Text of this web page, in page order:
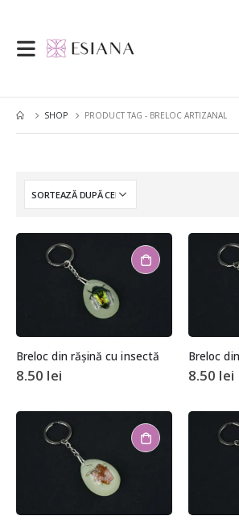
SHOP PRODUCT TAG - BRELOC ARTIZANAL
Breloc din rășină cu insectă
8.50 lei
Breloc
8.50 lei